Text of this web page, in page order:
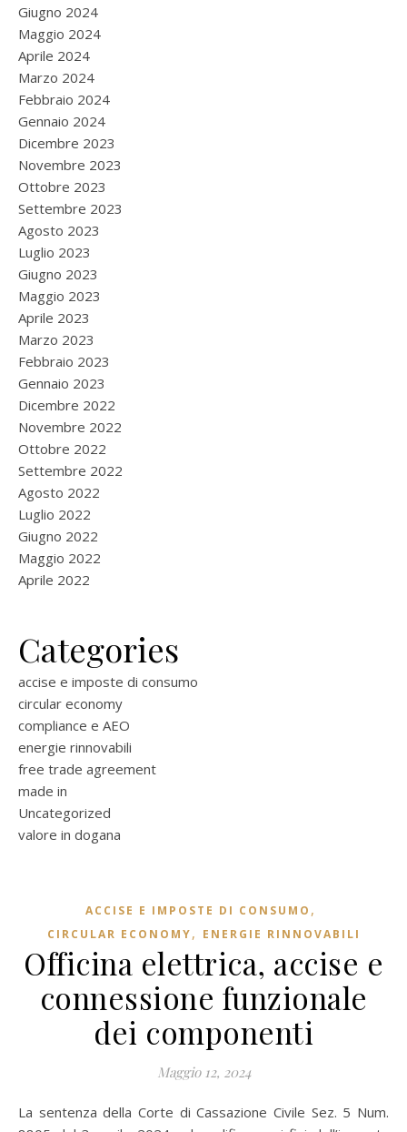
Giugno 2024
Maggio 2024
Aprile 2024
Marzo 2024
Febbraio 2024
Gennaio 2024
Dicembre 2023
Novembre 2023
Ottobre 2023
Settembre 2023
Agosto 2023
Luglio 2023
Giugno 2023
Maggio 2023
Aprile 2023
Marzo 2023
Febbraio 2023
Gennaio 2023
Dicembre 2022
Novembre 2022
Ottobre 2022
Settembre 2022
Agosto 2022
Luglio 2022
Giugno 2022
Maggio 2022
Aprile 2022
Categories
accise e imposte di consumo
circular economy
compliance e AEO
energie rinnovabili
free trade agreement
made in
Uncategorized
valore in dogana
ACCISE E IMPOSTE DI CONSUMO ,
CIRCULAR ECONOMY, ENERGIE RINNOVABILI
Officina elettrica, accise e
connessione funzionale
dei componenti
Maggio 12, 2024
La sentenza della Corte di Cassazione Civile Sez. 5 Num.